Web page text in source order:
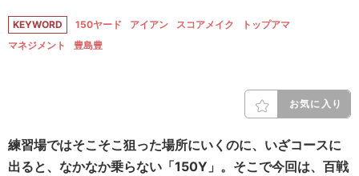
KEYWORD 150ヤード アイアン スコアメイク
トップアマ
マネジメント
豊島豊
お気に入り
練習場ではそこそこ狙った場所にいくのに、いざコースに
出ると、なかなか乗らない「150Y」。そこで今回は、百戦